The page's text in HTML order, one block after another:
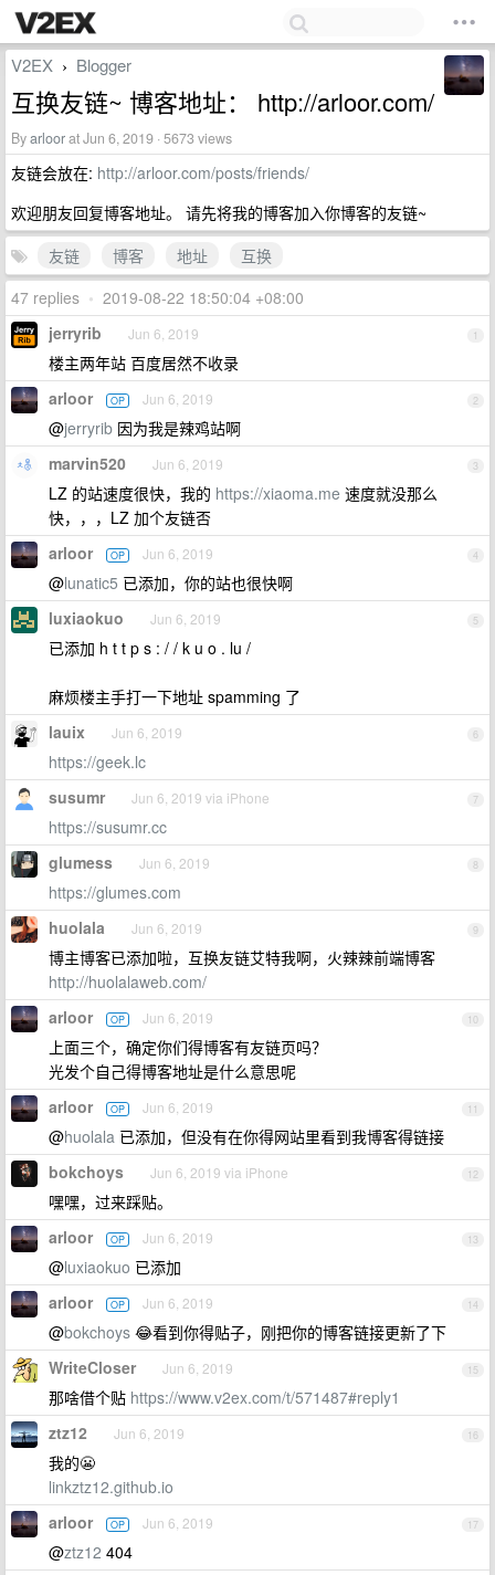
V2EX › Blogger
互换友链~ 博客地址： http://arloor.com/
Byarloorat Jun 6, 2019 · 5673 views
友链会放在: http://arloor.com/posts/friends/
欢迎朋友回复博客地址。 请先将我的博客加入你博客的友链~
友链
博客 地址
互换
47 replies • 2019-08-22 18:50:04 +08:00
1
jerryrib Jun 6, 2019
楼主两年站 百度居然不收录
2
arloor OP Jun 6, 2019
@jerryrib 因为我是辣鸡站啊
3
marvin520 Jun 6, 2019
LZ 的站速度很快，我的 https://xiaoma.me 速度就没那么
快，，，LZ 加个友链否
4
arloor OP Jun 6, 2019
@lunatic5 已添加，你的站也很快啊
5
luxiaokuo Jun 6, 2019
已添加 h t t p s : / / k u o . lu /
麻烦楼主手打一下地址 spamming 了
6
lauix Jun 6, 2019
https://geek.lc
7
susumr Jun 6, 2019 via iPhone
https://susumr.cc
8
glumess Jun 6, 2019
https://glumes.com
9
huolala Jun 6, 2019
博主博客已添加啦，互换友链艾特我啊，火辣辣前端博客
http://huolalaweb.com/
10
arloor OP Jun 6, 2019
上面三个，确定你们得博客有友链页吗？
光发个自己得博客地址是什么意思呢
11
arloor OP Jun 6, 2019
@huolala 已添加，但没有在你得网站里看到我博客得链接
12
bokchoys Jun 6, 2019 via iPhone
嘿嘿，过来踩贴。
13
arloor OP Jun 6, 2019
@luxiaokuo 已添加
14
arloor OP Jun 6, 2019
@bokchoys 😂看到你得贴子，刚把你的博客链接更新了下
15
WriteCloser Jun 6, 2019
那啥借个贴 https://www.v2ex.com/t/571487#reply1
16
ztz12 Jun 6, 2019
我的😬
linkztz12.github.io
17
arloor OP Jun 6, 2019
@ztz12 404